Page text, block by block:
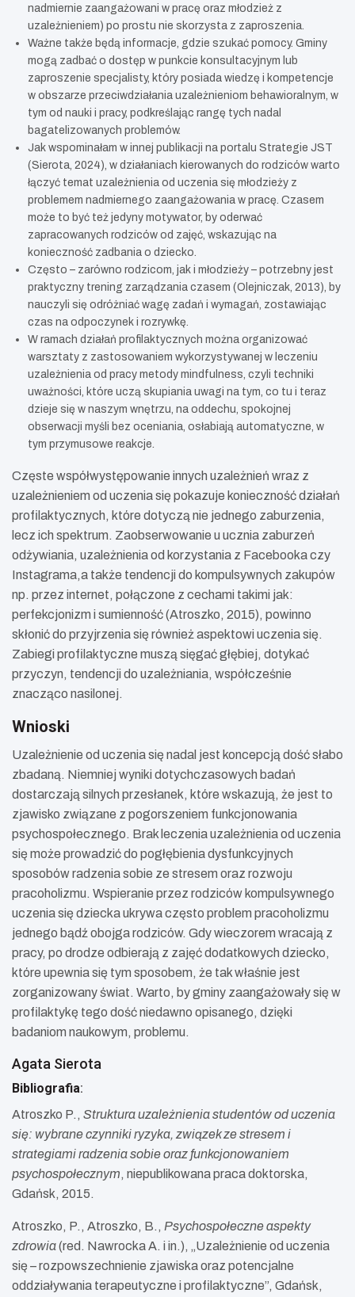
nadmiernie zaangażowani w pracę oraz młodzież z
uzależnieniem) po prostu nie skorzysta z zaproszenia.
Ważne także będą informacje, gdzie szukać pomocy. Gminy
mogą zadbać o dostęp w punkcie konsultacyjnym lub
zaproszenie specjalisty, który posiada wiedzę i kompetencje
w obszarze przeciwdziałania uzależnieniom behawioralnym, w
tym od nauki i pracy, podkreślając rangę tych nadal
bagatelizowanych problemów.
Jak wspominałam w innej publikacji na portalu Strategie JST
(Sierota, 2024), w działaniach kierowanych do rodziców warto
łączyć temat uzależnienia od uczenia się młodzieży z
problemem nadmiernego zaangażowania w pracę. Czasem
może to być też jedyny motywator, by oderwać
zapracowanych rodziców od zajęć, wskazując na
konieczność zadbania o dziecko.
Często – zarówno rodzicom, jak i młodzieży – potrzebny jest
praktyczny trening zarządzania czasem (Olejniczak, 2013), by
nauczyli się odróżniać wagę zadań i wymagań, zostawiając
czas na odpoczynek i rozrywkę.
W ramach działań profilaktycznych można organizować
warsztaty z zastosowaniem wykorzystywanej w leczeniu
uzależnienia od pracy metody mindfulness, czyli techniki
uważności, które uczą skupiania uwagi na tym, co tu i teraz
dzieje się w naszym wnętrzu, na oddechu, spokojnej
obserwacji myśli bez oceniania, osłabiają automatyczne, w
tym przymusowe reakcje
Częste współwystępowanie innych uzależnień wraz z
uzależnieniem od uczenia się pokazuje konieczność działań
profilaktycznych, które dotyczą nie jednego zaburzenia,
lecz ich spektrum. Zaobserwowanie u ucznia zaburzeń
odżywiania, uzależnienia od korzystania z Facebooka czy
Instagrama,a także tendencji do kompulsywnych zakupów
np. przez internet, połączone z cechami takimi jak:
perfekcjonizm i sumienność (Atroszko, 2015), powinno
skłonić do przyjrzenia się również aspektowi uczenia się.
Zabiegi profilaktyczne muszą sięgać głębiej, dotykać
przyczyn, tendencji do uzależniania, współcześnie
znacząco nasilonej.
Wnioski
Uzależnienie od uczenia się nadal jest koncepcją dość słabo
zbadaną. Niemniej wyniki dotychczasowych badań
dostarczają silnych przesłanek, które wskazują, że jest to
zjawisko związane z pogorszeniem funkcjonowania
psychospołecznego. Brak leczenia uzależnienia od uczenia
się może prowadzić do pogłębienia dysfunkcyjnych
sposobów radzenia sobie ze stresem oraz rozwoju
pracoholizmu. Wspieranie przez rodziców kompulsywnego
uczenia się dziecka ukrywa często problem pracoholizmu
jednego bądź obojga rodziców. Gdy wieczorem wracają z
pracy, po drodze odbierają z zajęć dodatkowych dziecko,
które upewnia się tym sposobem, że tak właśnie jest
zorganizowany świat. Warto, by gminy zaangażowały się w
profilaktykę tego dość niedawno opisanego, dzięki
badaniom naukowym, problemu.
Agata Sierota
Bibliografia:
Atroszko P., Struktura uzależnienia studentów od uczenia
się: wybrane czynniki ryzyka, związek ze stresem i
strategiami radzenia sobie oraz funkcjonowaniem
psychospołecznym, niepublikowana praca doktorska,
Gdańsk, 2015.
Atroszko, P., Atroszko, B., Psychospołeczne aspekty
zdrowia(red. Nawrocka A. i in.), „Uzależnienie od uczenia
się – rozpowszechnienie zjawiska oraz potencjalne
oddziaływania terapeutyczne i profilaktyczne”, Gdańsk,